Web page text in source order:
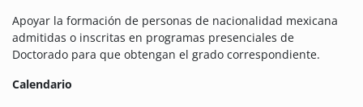
Apoyar la formación de personas de nacionalidad mexicana
admitidas o inscritas en programas presenciales de
Doctorado para que obtengan el grado correspondiente.
Calendario